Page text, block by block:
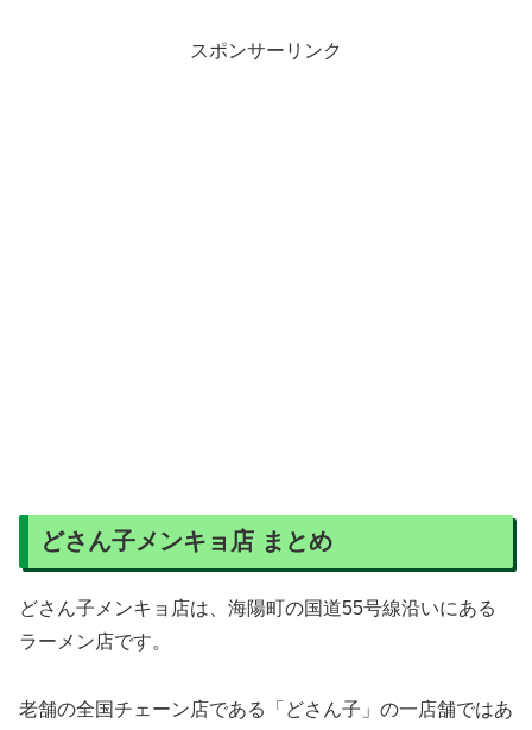
スポンサーリンク
どさん子メンキョ店 まとめ
どさん子メンキョ店は、海陽町の国道55号線沿いにある
ラーメン店です。
老舗の全国チェーン店である「どさん子」の一店舗ではあ